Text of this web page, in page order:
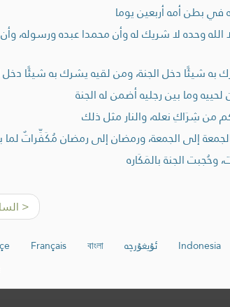
بطن أمه أربعين يوما
وحده لا شريك له وأن محمدا عبده ورسوله،
شيئًا دخل الجنة، ومن لقيه يشرك به شيئًا دخل
وما بين رجليه أضمن له الجنة
من شِرَاكِ نعله، والنار مثل ذلك
إلى الجمعة، ورمضان إلى رمضان مُكَفِّراتٌ لما
وحُجبت الجنة بالمَكَاره
<
Indonesia ئۇيغۇرچە বাংলা
Français